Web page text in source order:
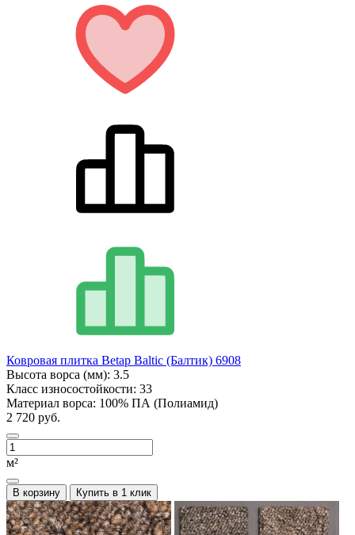
Ковровая плитка Betap Baltic (Балтик) 6908
Высота ворса (мм): 3.5
Класс износостойкости: 33
Материал ворса: 100% ПА (Полиамид)
2 720 руб.
м²
В корзину Купить в 1 клик